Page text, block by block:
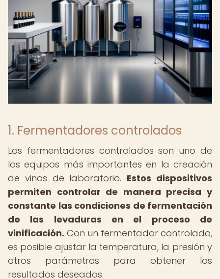
1. Fermentadores controlados
Los fermentadores controlados son uno de
los equipos más importantes en la creación
de vinos de laboratorio. Estos dispositivos
permiten controlar de manera precisa y
constante las condiciones de fermentación
de las levaduras en el proceso de
vinificación. Con un fermentador controlado,
es posible ajustar la temperatura, la presión y
otros parámetros para obtener los
resultados deseados.